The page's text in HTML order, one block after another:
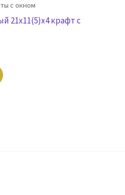
с окном
21х11(5)х4 крафт с